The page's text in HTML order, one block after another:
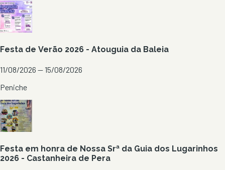
Festa de Verão 2026 - Atouguia da Baleia
11/08/2026 — 15/08/2026
Peniche
Festa em honra de Nossa Srª da Guia dos Lugarinhos
2026 - Castanheira de Pera